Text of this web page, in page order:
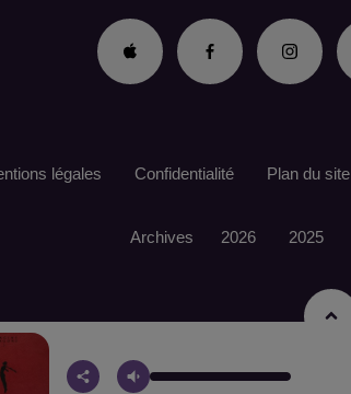
légales Confidentialité Plan du site
Archives 2026 2025